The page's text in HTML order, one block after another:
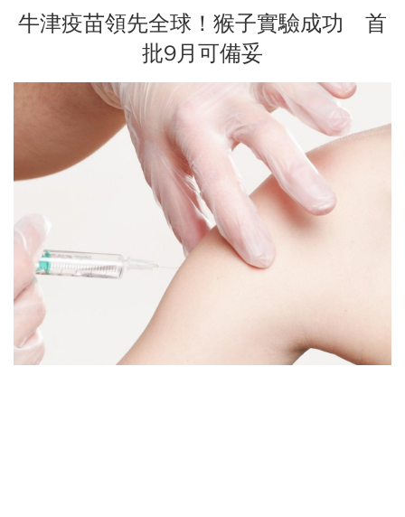
牛津疫苗領先全球！猴子實驗成功 首
批9月可備妥